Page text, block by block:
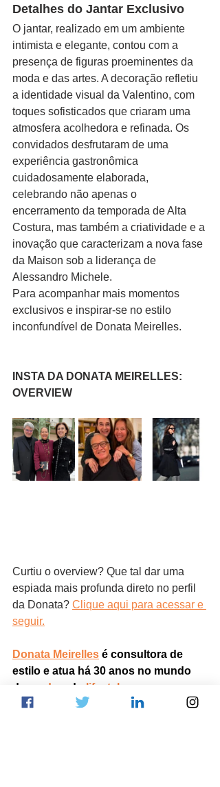
Detalhes do Jantar Exclusivo
O jantar, realizado em um ambiente
intimista e elegante, contou com a
presença de figuras proeminentes da
moda e das artes. A decoração refletiu
a identidade visual da Valentino, com
toques sofisticados que criaram uma
atmosfera acolhedora e refinada. Os
convidados desfrutaram de uma
experiência gastronômica
cuidadosamente elaborada,
celebrando não apenas o
encerramento da temporada de Alta
Costura, mas também a criatividade e a
inovação que caracterizam a nova fase
da Maison sob a liderança de
Alessandro Michele.
Para acompanhar mais momentos
exclusivos e inspirar-se no estilo
inconfundível de Donata Meirelles.
INSTA DA DONATA MEIRELLES:
OVERVIEW
Curtiu o overview? Que tal dar uma
espiada mais profunda direto no perfil
da Donata? Clique aqui para acessar e
seguir.
Donata Meirelles é consultora de
estilo e atua há 30 anos no mundo
da
moda e do lifestyle